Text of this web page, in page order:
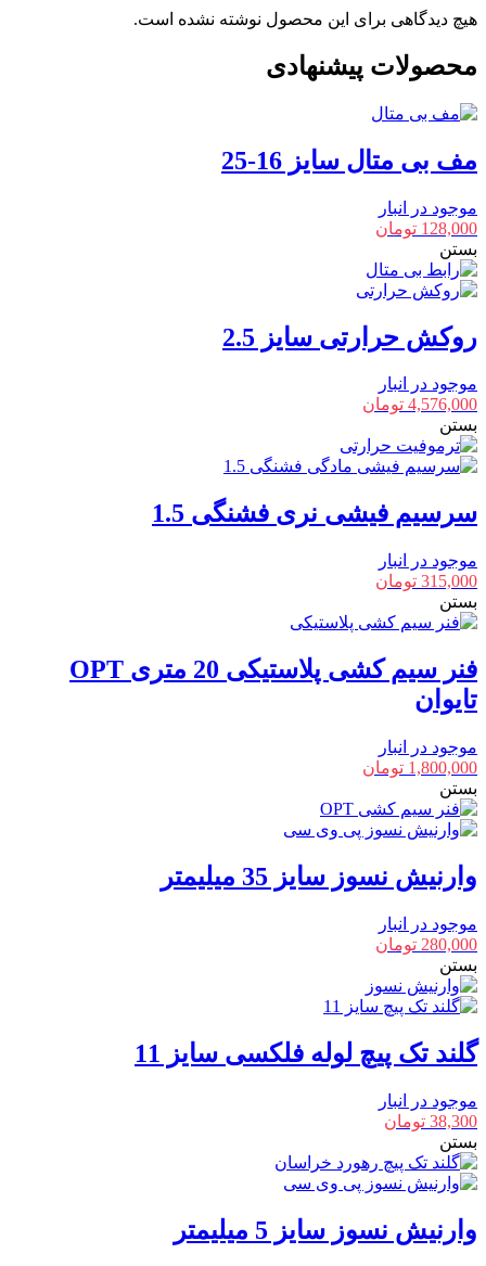
هیچ دیدگاهی برای این محصول نوشته نشده است.
محصولات پیشنهادی
مف بی متال سایز 16-25
موجود در انبار
128,000 تومان
بستن
روکش حرارتی سایز 2.5
موجود در انبار
4,576,000 تومان
بستن
سرسیم فیشی نری فشنگی 1.5
موجود در انبار
315,000 تومان
بستن
فنر سیم کشی پلاستیکی 20 متری OPT
تایوان
موجود در انبار
1,800,000 تومان
بستن
وارنیش نسوز سایز 35 میلیمتر
موجود در انبار
280,000 تومان
بستن
گلند تک پیچ لوله فلکسی سایز 11
موجود در انبار
38,300 تومان
بستن
وارنیش نسوز سایز 5 میلیمتر